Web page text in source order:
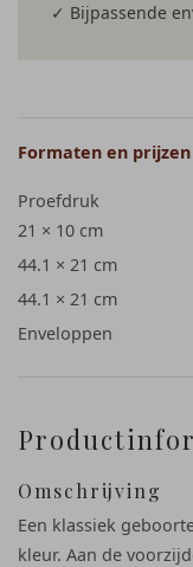
✓ Bijpassende
Formaten en prijzen
Proefdruk
21 × 10 cm
44.1 × 21 cm
44.1 × 21 cm
Enveloppen
Omschrijving
Een klassiek
kleur. Aan de